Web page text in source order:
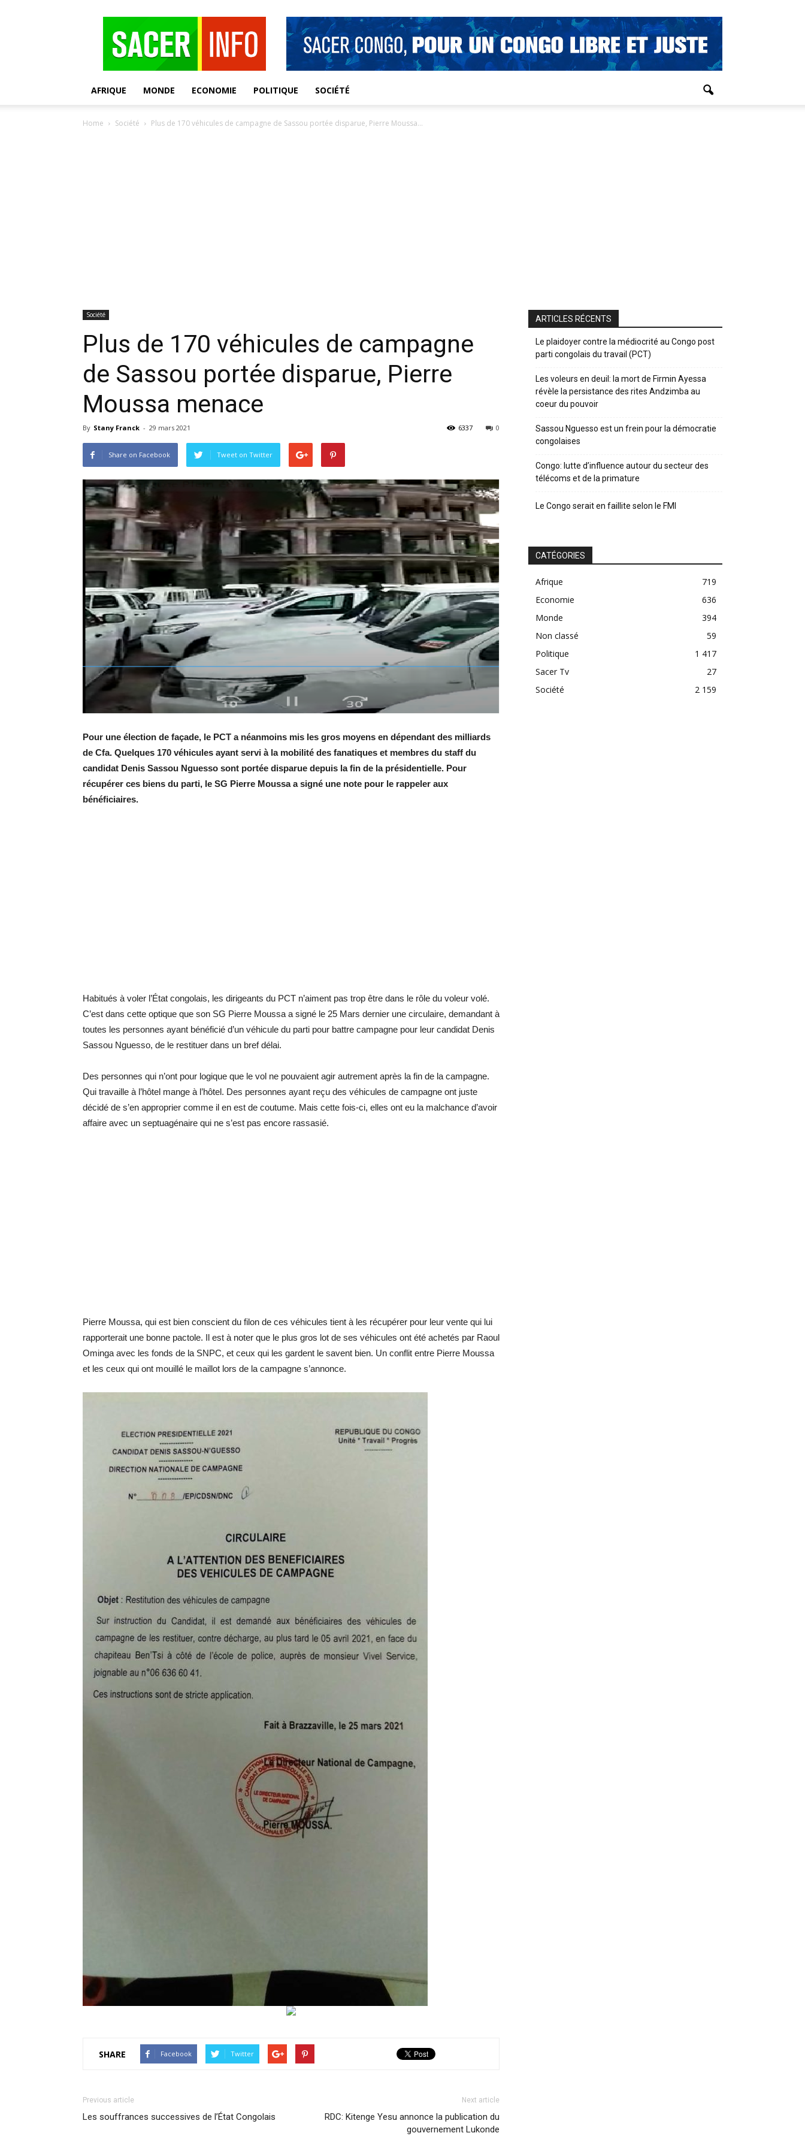
AFRIQUE MONDE ECONOMIE POLITIQUE SOCIÉTÉ
Home Société Plus de 170 véhicules de campagne de Sassou portée disparue, Pierre Moussa...
Société
Plus de 170 véhicules de campagne
de Sassou portée disparue, Pierre
Moussa menace
By Stany Franck - 29 mars 2021 0
6337
Share on Facebook Tweet on Twitter
Pour une élection de façade, le PCT a néanmoins mis les gros moyens en dépendant des milliards
de Cfa. Quelques 170 véhicules ayant servi à la mobilité des fanatiques et membres du staff du
candidat Denis Sassou Nguesso sont portée disparue depuis la fin de la présidentielle. Pour
récupérer ces biens du parti, le SG Pierre Moussa a signé une note pour le rappeler aux
bénéficiaires.
Habitués à voler l’État congolais, les dirigeants du PCT n’aiment pas trop être dans le rôle du voleur volé.
C’est dans cette optique que son SG Pierre Moussa a signé le 25 Mars dernier une circulaire, demandant à
toutes les personnes ayant bénéficié d’un véhicule du parti pour battre campagne pour leur candidat Denis
Sassou Nguesso, de le restituer dans un bref délai.
Des personnes qui n’ont pour logique que le vol ne pouvaient agir autrement après la fin de la campagne.
Qui travaille à l’hôtel mange à l’hôtel. Des personnes ayant reçu des véhicules de campagne ont juste
décidé de s’en approprier comme il en est de coutume. Mais cette fois-ci, elles ont eu la malchance d’avoir
affaire avec un septuagénaire qui ne s’est pas encore rassasié.
Pierre Moussa, qui est bien conscient du filon de ces véhicules tient à les récupérer pour leur vente qui lui
rapporterait une bonne pactole. Il est à noter que le plus gros lot de ses véhicules ont été achetés par Raoul
Ominga avec les fonds de la SNPC, et ceux qui les gardent le savent bien. Un conflit entre Pierre Moussa
et les ceux qui ont mouillé le maillot lors de la campagne s’annonce.
SHARE Facebook Twitter
Previous article
Les souffrances successives de l’État Congolais
Next article
RDC: Kitenge Yesu annonce la publication du
gouvernement Lukonde
ARTICLES RÉCENTS
Le plaidoyer contre la médiocrité au Congo post
parti congolais du travail (PCT)
Les voleurs en deuil: la mort de Firmin Ayessa
révèle la persistance des rites Andzimba au
coeur du pouvoir
Sassou Nguesso est un frein pour la démocratie
congolaises
Congo: lutte d’influence autour du secteur des
télécoms et de la primature
Le Congo serait en faillite selon le FMI
CATÉGORIES
Afrique
719
Economie
636
Monde
394
Non classé
59
Politique
1 417
Sacer Tv
27
Société
2 159